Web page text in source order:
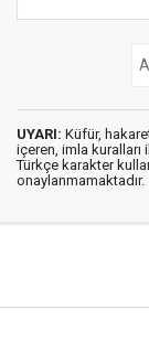
UYARI: Küfür,
içeren, imla kuralları
Türkçe karakter
onaylanmamaktadır.